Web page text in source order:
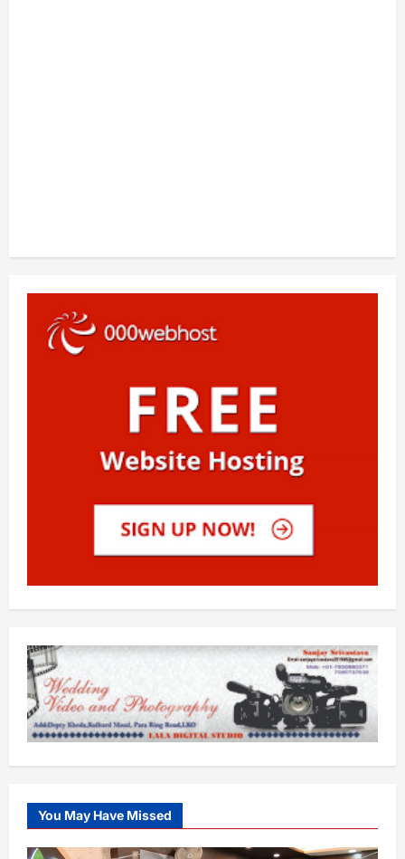
You May Have Missed